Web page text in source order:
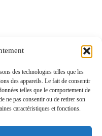
des technologies telles que les
des appareils. Le fait de consentir
telles que le comportement de
ne pas consentir ou de retirer son
caractéristiques et fonctions.